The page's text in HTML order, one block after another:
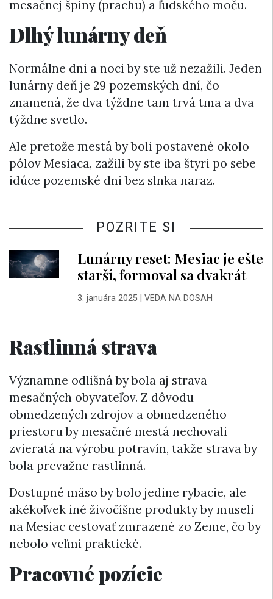
mesačnej špiny (prachu) a ľudského moču.
Dlhý lunárny deň
Normálne dni a noci by ste už nezažili. Jeden
lunárny deň je 29 pozemských dní, čo
znamená, že dva týždne tam trvá tma a dva
týždne svetlo.
Ale pretože mestá by boli postavené okolo
pólov Mesiaca, zažili by ste iba štyri po sebe
idúce pozemské dni bez slnka naraz.
POZRITE SI
Lunárny reset: Mesiac je ešte
starší, formoval sa dvakrát
3. januára 2025| VEDA NA DOSAH
Rastlinná strava
Významne odlišná by bola aj strava
mesačných obyvateľov. Z dôvodu
obmedzených zdrojov a obmedzeného
priestoru by mesačné mestá nechovali
zvieratá na výrobu potravín, takže strava by
bola prevažne rastlinná.
Dostupné mäso by bolo jedine rybacie, ale
akékoľvek iné živočíšne produkty by museli
na Mesiac cestovať zmrazené zo Zeme, čo by
nebolo veľmi praktické.
Pracovné pozície